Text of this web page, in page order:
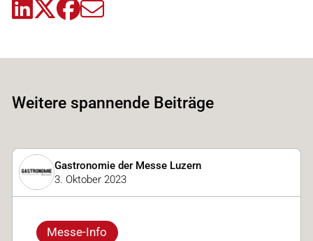
Weitere spannende Beiträge
Gastronomie der Messe Luzern
3. Oktober 2023
Messe-Info